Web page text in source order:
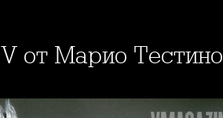
V от Марио Тестино